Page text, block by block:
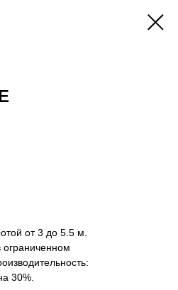
от 3 до 5.5 м.
ограниченном
30%.